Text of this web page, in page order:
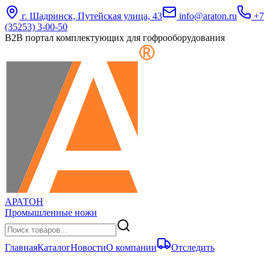
г. Шадринск, Путейская улица, 43 info@araton.ru
+7
(35253) 3-00-50
B2B портал комплектующих для гофрооборудования
АРАТОН
Промышленные ножи
ГлавнаяКаталогНовостиО компании Отследить